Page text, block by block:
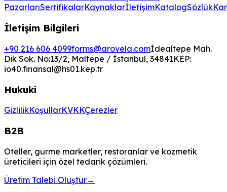
PazarlarıSertifikalarKaynaklarİletişimKatalogSözlük
İletişim Bilgileri
+90 216 606 4099forms@arovela.comİdealtepe Mah.
Dik Sok. No:13/2, Maltepe / İstanbul, 34841KEP:
io40.finansal@hs01.kep.tr
Hukuki
GizlilikKoşullarKVKKÇerezler
B2B
Oteller, gurme marketler, restoranlar ve kozmetik
üreticileri için özel tedarik çözümleri.
Üretim Talebi Oluştur→